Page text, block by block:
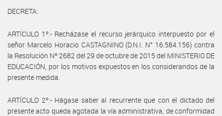
DECRETA:
ARTÍCULO 1º.- Recházase el recurso jerárquico interpuesto por el
señor Marcelo Horacio CASTAGNINO (D.N.I. N° 16.584.156) contra
la Resolución Nº 2682 del 29 de octubre de 2015 del MINISTERIO DE
EDUCACIÓN, por los motivos expuestos en los considerandos de la
presente medida.
ARTÍCULO 2º.- Hágase saber al recurrente que con el dictado del
presente acto queda agotada la vía administrativa, de conformidad